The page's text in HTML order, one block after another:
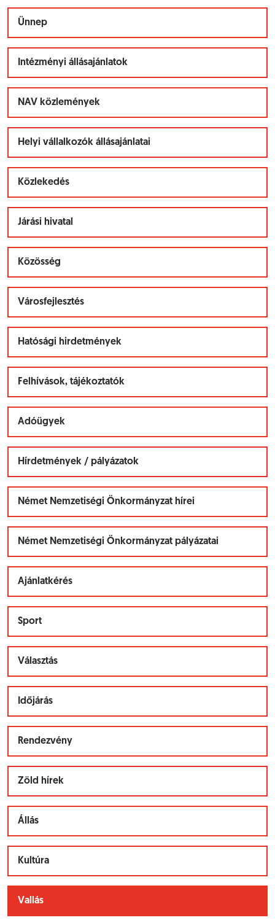
Ünnep
Intézményi állásajánlatok
NAV közlemények
Helyi vállalkozók állásajánlatai
Közlekedés
Járási hivatal
Közösség
Városfejlesztés
Hatósági hirdetmények
Felhívások, tájékoztatók
Adóügyek
Hírdetmények / pályázatok
Német Nemzetiségi Önkormányzat hírei
Német Nemzetiségi Önkormányzat pályázatai
Ajánlatkérés
Sport
Választás
Időjárás
Rendezvény
Zöld hírek
Állás
Kultúra
Vallás